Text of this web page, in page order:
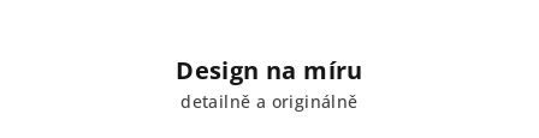
Design na míru
detailně a originálně